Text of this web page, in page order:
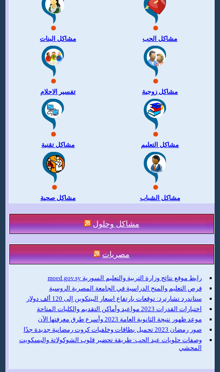
مشاكل البنات مشاكل الحب
تفسير الاحلام مشاكل زوجية
مشاكل تقنية مشاكل التعليم
مشاكل صحية مشاكل الشباب
مشاكل وحلول
مصريات
رابط موقع نتائج وزارة التربية والتعليم السورية moed.gov.sy
فرص التعليم والمنح الدراسية في الجامعة المصرية الروسية
ستاندرد تشارترد: توقعات بارتفاع اسعار البيتكوين إلى 120 ألف دولار
اختبارات القدرات 2023 مواعيد وأماكن التقديم والكليات المتاحة
موعد ظهور نتيجة الثانوية العامة 2023 وأسرع طرق معرفتها الآن
صور رمضان 2023 تحميل بطاقات وخلفيات كروت رمضانية جديدة جدًا
وصفات حلويات عيد الحب: طريقة تحضير قلوب الشوكولاتة والبسكويت
المحشي